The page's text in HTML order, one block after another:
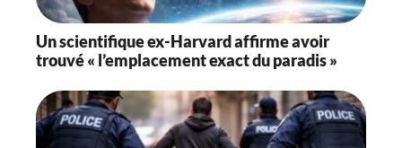
Un scientifique ex-Harvard affirme avoir
trouvé « l’emplacement exact du paradis »